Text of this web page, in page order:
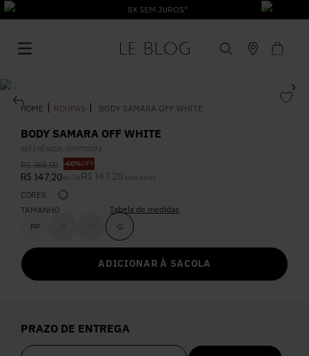
8X SEM JUROS*
ROUPAS BODY SAMARA OFF WHITE
BODY SAMARA OFF WHITE
REFERÊNCIA: 009770072
R$ 368,00 -60%OFF
R$ 147,20 ou 1 x R$ 147 20 sem juros
CORES
TAMANHO
G
PP
Tabela de medidas
ADICIONAR À SACOLA
PRAZO DE ENTREGA
1 º Vestido
2 Roupas
4º Blusa
5º Calça